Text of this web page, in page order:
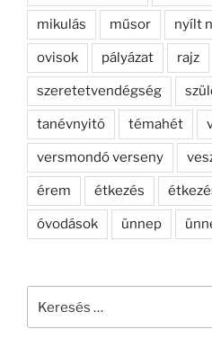
mikulás műsor nyílt
ovisok pályázat rajz
szeretetvendégség
tanévnyitó témahét
versmondó verseny
érem étkezés
óvodások ünnep